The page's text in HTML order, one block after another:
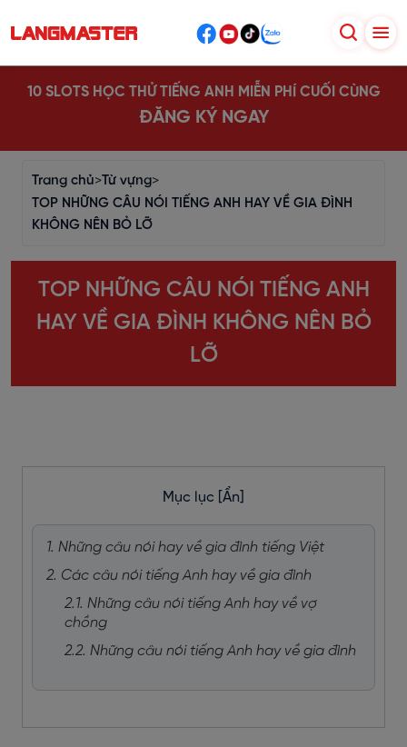
10 SLOTS HỌC THỬ TIẾNG ANH MIỄN PHÍ CUỐI CÙNG
ĐĂNG KÝ NGAY
Trang chủ>Từ vựng>
TOP NHỮNG CÂU NÓI TIẾNG ANH HAY VỀ GIA ĐÌNH
KHÔNG NÊN BỎ LỠ
TOP NHỮNG CÂU NÓI TIẾNG ANH
HAY VỀ GIA ĐÌNH KHÔNG NÊN BỎ
LỠ
Mục lục [Ẩn]
1. Những câu nói hay về gia đình tiếng Việt
2. Các câu nói tiếng Anh hay về gia đình
2.1. Những câu nói tiếng Anh hay về vợ
chồng
2.2. Những câu nói tiếng Anh hay về gia đình